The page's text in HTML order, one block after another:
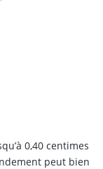
0,40 centimes
peut bien